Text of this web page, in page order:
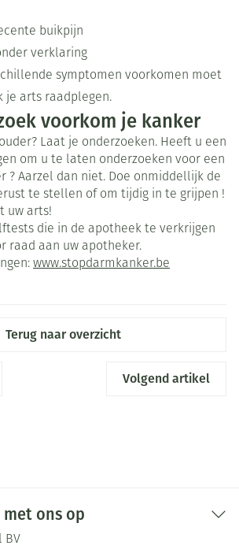
buikpijn
verklaring
symptomen voorkomen moet
je arts raadplegen.
voorkom je kanker
Laat je onderzoeken. Heeft u een
om u te laten onderzoeken voor een
? Aarzel dan niet. Doe onmiddellijk de
te stellen of om tijdig in te grijpen !
uw arts!
die in de apotheek te verkrijgen
raad aan uw apotheker.
www.stopdarmkanker.be
Terug naar overzicht
Volgend artikel
ons op
BV